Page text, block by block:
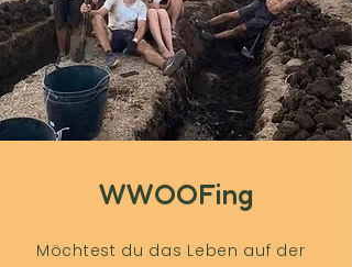
WWOOFing
Möchtest du das Leben auf der